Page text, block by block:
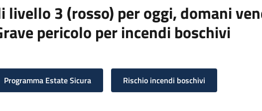
livello 3 (rosso) per oggi, domani
pericolo per incendi boschivi
Programma Estate Sicura Rischio incendi boschivi